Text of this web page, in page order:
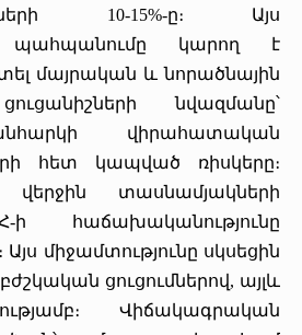
10-15%-ը։ Այս
պահպանումը կարող է
մայրական և նորածնային
նվազմանը՝
վիրահատական
հետ կապված ռիսկերը։
վերջին տասնամյակների
ի հաճախականությունը
Այս միջամտությունը սկսեցին
ցուցումներով, այլև
Վիճակագրական